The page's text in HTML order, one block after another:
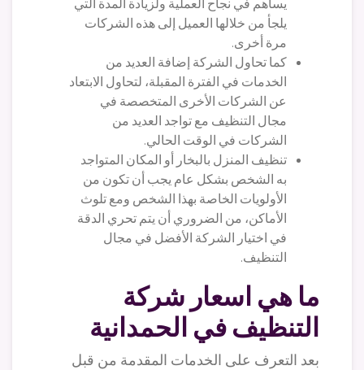
يساهم في نجاح العملية ولزيادة المدة التي
يلجأ من خلالها العميل إلى هذه الشركات
مرة أخرى.
كما تحاول الشركة إضافة العديد من
الخدمات في الفترة المقبلة، لتحاول الابتعاد
عن الشركات الأخرى المتخصصة في
مجال التنظيف مع تواجد العديد من
الشركات في الوقت الحالي.
تنظيف المنزل بالبخار أو المكان المتواجد
به الشخص بشكل عام يجب أن تكون من
الأولويات الخاصة بهذا الشخص ومع تلوث
الأماكن، من الضروري أن يتم تحري الدقة
في اختيار الشركة الأفضل في مجال
التنظيف.
ما هي اسعار شركة
التنظيف في الحمدانية
بعد التعرف على الخدمات المقدمة من قبل